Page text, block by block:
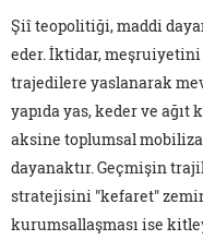
Şiî teopolitiği, maddi
eder. İktidar,
trajedilere yaslanarak
yapıda yas, keder ve
aksine toplumsal
dayanaktır. Geçmişin
stratejisini "kefaret"
kurumsallaşması ise